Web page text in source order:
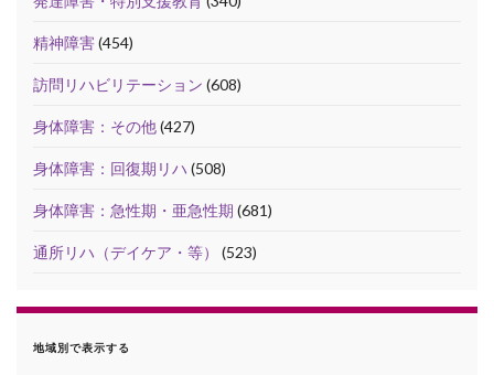
精神障害(454)
訪問リハビリテーション (608)
身体障害：その他(427)
身体障害：回復期リハ (508)
身体障害：急性期・亜急性期 (681)
通所リハ（デイケア・等） (523)
地域別で表示する